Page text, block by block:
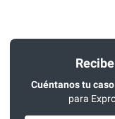
Cuéntanos tu caso
para